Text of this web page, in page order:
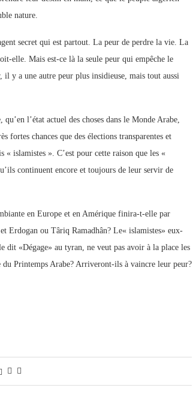
nature.
secret qui est partout. La peur de perdre la vie. La
elle. Mais est-ce là la seule peur qui empêche le
y a une autre peur plus insidieuse, mais tout aussi
l’état actuel des choses dans le Monde Arabe,
fortes chances que des élections transparentes et
islamistes ». C’est pour cette raison que les «
continuent encore et toujours de leur servir de
en Europe et en Amérique finira-t-elle par
Erdogan ou Târiq Ramadhân? Le« islamistes» eux-
dit «Dégage» au tyran, ne veut pas avoir à la place les
Printemps Arabe? Arriveront-ils à vaincre leur peur?